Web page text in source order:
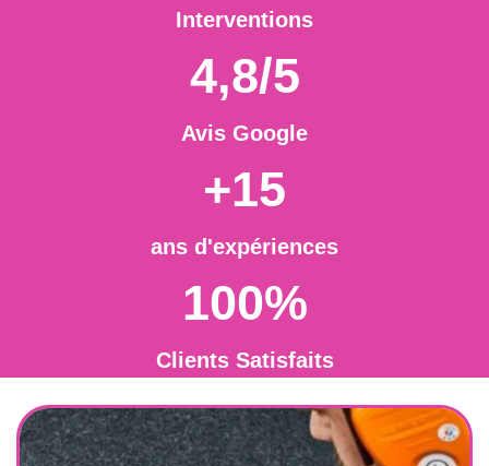
Interventions
4,8/5
Avis Google
+15
ans d'expériences
100%
Clients Satisfaits